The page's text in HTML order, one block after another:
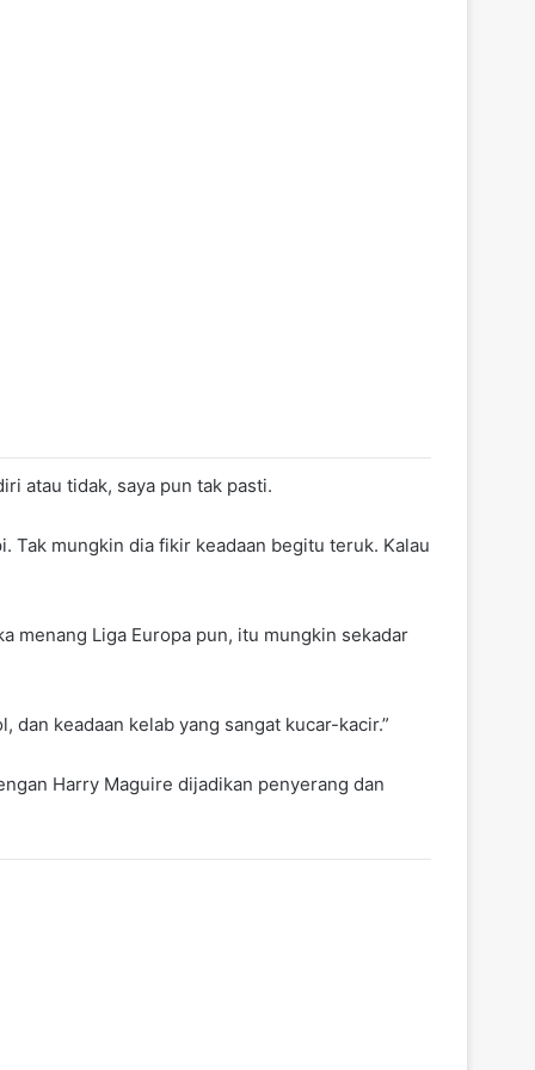
atau tidak, saya pun tak pasti.
Tak mungkin dia fikir keadaan begitu teruk. Kalau
menang Liga Europa pun, itu mungkin sekadar
keadaan kelab yang sangat kucar-kacir.”
Harry Maguire dijadikan penyerang dan